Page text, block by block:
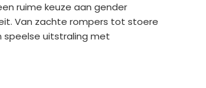
ruime keuze aan gender
Van zachte rompers tot stoere
speelse uitstraling met